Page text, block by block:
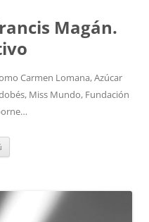
Magán.
Carmen Lomana, Azúcar
Miss Mundo, Fundación